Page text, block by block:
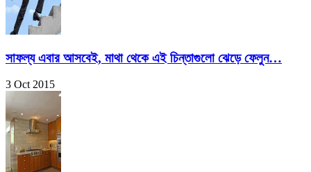
সাফল্য এবার আসবেই, মাথা থেকে এই চিন্তাগুলো ঝেড়ে ফেলুন…
3 Oct 2015